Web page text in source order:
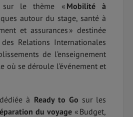
sur le thème « Mobilité à
autour du stage, santé à
et assurances » destinée
Relations Internationales
de l’enseignement
où se déroule l’événement et
à Ready to Go sur les
du voyage « Budget,